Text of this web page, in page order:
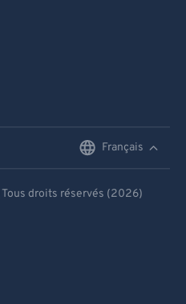
Français
Tous droits réservés (2026)